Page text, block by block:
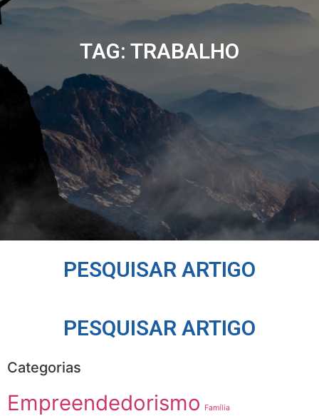
TAG: TRABALHO
PESQUISAR ARTIGO
PESQUISAR ARTIGO
Categorias
Empreendedorismo Família